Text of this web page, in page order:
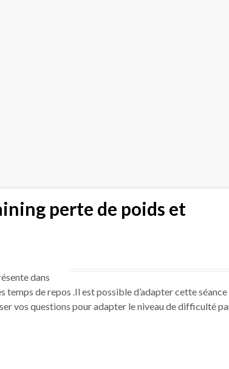
perte de poids et
dans
de repos .Il est possible d’adapter cette séance
vos questions pour adapter le niveau de difficulté